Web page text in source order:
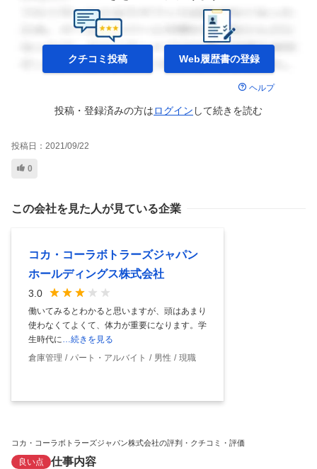
クチコミ投稿 Web履歴書の登録
ヘルプ
投稿・登録済みの方はログイン して続きを読む
投稿日： 2021/09/22
0
この会社を見た人が見ている企業
コカ・コーラボトラーズジャパン
ホールディングス株式会社
3.0
働いてみるとわかると思いますが、頭はあまり
使わなくてよくて、体力が重要になります。学
生時代に …続きを見る
倉庫管理
パート・アルバイト 男性 現職
コカ・コーラボトラーズジャパン株式会社の評判・クチコミ・評価
良い点 仕事内容